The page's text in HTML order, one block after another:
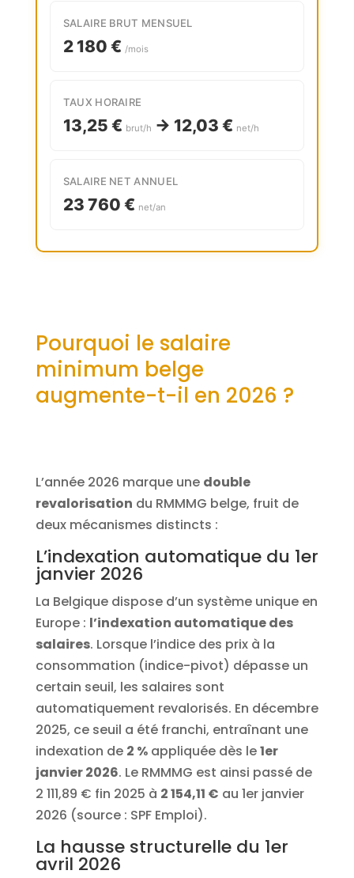
SALAIRE BRUT MENSUEL
2 180 € /mois
TAUX HORAIRE
13,25 € brut/h → 12,03 € net/h
SALAIRE NET ANNUEL
23 760 € net/an
Pourquoi le salaire
minimum belge
augmente-t-il en 2026 ?
L’année 2026 marque une double
revalorisation du RMMMG belge, fruit de
deux mécanismes distincts :
L’indexation automatique du 1er
janvier 2026
La Belgique dispose d’un système unique en
Europe : l’indexation automatique des
salaires. Lorsque l’indice des prix à la
consommation (indice-pivot) dépasse un
certain seuil, les salaires sont
automatiquement revalorisés. En décembre
2025, ce seuil a été franchi, entraînant une
indexation de 2 %appliquée dès le1er
janvier 2026. Le RMMMG est ainsi passé de
2 111,89 € fin 2025 à 2 154,11 € au 1er janvier
2026 (source : SPF Emploi).
La hausse structurelle du 1er
avril 2026